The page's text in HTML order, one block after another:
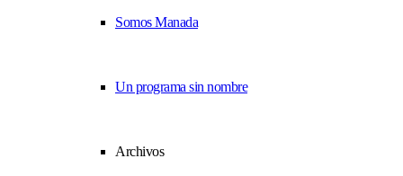
Somos Manada
Un programa sin nombre
Archivos